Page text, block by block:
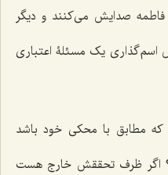
فاطمه صدایش می‌کنند و دیگر
یک مسئلۀ اعتباری
که مطابق با محکی خود باشد
اگر ظرف تحققش خارج هست